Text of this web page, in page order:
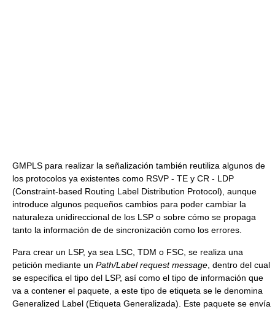
GMPLS para realizar la señalización también reutiliza algunos de
los protocolos ya existentes como RSVP - TE y CR - LDP
(Constraint-based Routing Label Distribution Protocol), aunque
introduce algunos pequeños cambios para poder cambiar la
naturaleza unidireccional de los LSP o sobre cómo se propaga
tanto la información de de sincronización como los errores.
Para crear un LSP, ya sea LSC, TDM o FSC, se realiza una
petición mediante un Path/Label request message , dentro del cual
se especifica el tipo del LSP, así como el tipo de información que
va a contener el paquete, a este tipo de etiqueta se le denomina
Generalized Label (Etiqueta Generalizada). Este paquete se envía